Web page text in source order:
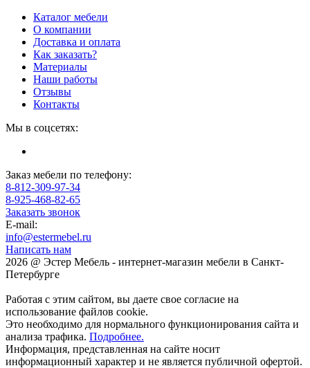
Каталог мебели
О компании
Доставка и оплата
Как заказать?
Материалы
Наши работы
Отзывы
Контакты
Мы в соцсетях:
Заказ мебели по телефону:
8-812-309-97-34
8-925-468-82-65
Заказать звонок
E-mail:
info@estermebel.ru
Написать нам
2026 @ Эстер Мебель - интернет-магазин мебели в Санкт-
Петербурге
Работая с этим сайтом, вы даете свое согласие на
использование файлов cookie.
Это необходимо для нормального функционирования сайта и
анализа трафика. Подробнее.
Информация, представленная на сайте носит
информационный характер и не является публичной офертой.